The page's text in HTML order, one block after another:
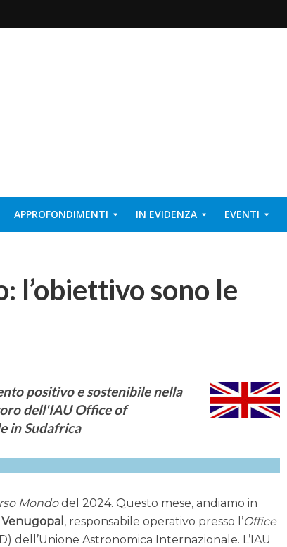
APPROFONDIMENTI IN EVIDENZA EVENTI
l’obiettivo sono le
positivo e sostenibile nella
dell'IAU Office of
in Sudafrica
Mondodel 2024. Questo mese, andiamo in
, responsabile operativo presso l’Office
dell’Unione Astronomica Internazionale. L’IAU